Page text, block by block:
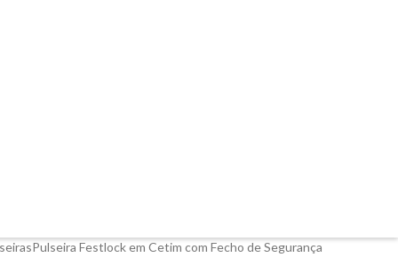
Pulseira Festlock em Cetim com Fecho de Segurança